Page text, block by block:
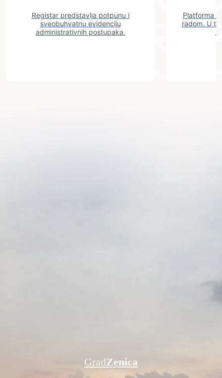
Registar predstavlja potpunu i
sveobuhvatnu evidenciju
administrativnih postupaka.
Platforma
radom. U
GradZenica